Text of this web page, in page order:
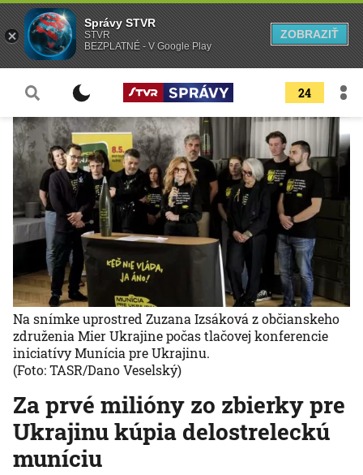
24
Za prvé milióny zo zbierky pre
Ukrajinu kúpia delostreleckú
muníciu
Na snímke uprostred Zuzana Izsáková z občianskeho
združenia Mier Ukrajine počas tlačovej konferencie
iniciatívy Munícia pre Ukrajinu.
(Foto: TASR/Dano Veselský)
Správy STVR
STVR
BEZPLATNÉ - V Google Play
ZOBRAZIŤ